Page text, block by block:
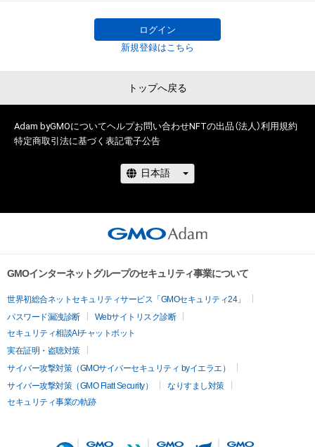
４．本規定は日本法により解釈されるものとします。 万が一本
判所を第一審の専属的合意管轄裁判所とします。
合する撮影手法）を用いて、古典文学の不朽の名作『源氏物語』
を題材に製作する歌舞伎作品です。
平安時代を緻密に再現したバーチャルセットと歌舞伎俳優の演
この新次元の歌舞伎公演に挑むのは、歌舞伎俳優 中村壱太郎と
www.instagram.com/metakabuki.studio/
【一次購入者全員対象特典】
NFTの初出品を記念して、META歌舞伎NFTをご購入の上アンケ
ゼント致します。
アンケート受付期間：2022年4月16日（土）〜2022年5月31日
特典仕様：サイズ　約100×148mm／フルカラー
※ 2022年5月31日（火）23:59  の受付期間を過ぎての購入及びア
ンケートご回答は対象外となりますので予めご了承ください。
＝＝非売品ポストカード　注意事項＝＝
・非売品ポストカードは一次購入者限定となります。二次購入
者以降は作品のみのご購入となりますので、ご注意ください。
会社より一次購入者様のご登録メールアドレスの提供を受けた
ログイン
新規登録はこちら
トップへ戻る
Adam byGMOについてヘルプお問い合わせNFTの出品（法人）利用規約
特定商取引法に基づく表記電子公告
GMOインターネットグループのセキュリティ事業について
世界初総合ネットセキュリティサービス「GMOセキュリティ24」
パスワード漏洩診断
Webサイトリスク診断
セキュリティ相談AIチャットボット
実在証明・盗聴対策
サイバー攻撃対策（GMOサイバーセキュリティ byイエラエ）
サイバー攻撃対策（GMO Flatt Security）
なりすまし対策
セキュリティ事業の軌跡